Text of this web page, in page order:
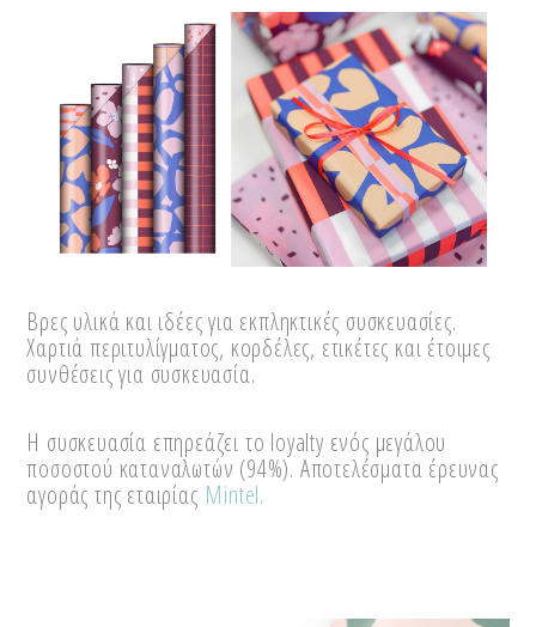
Βρες υλικά και ιδέες για εκπληκτικές συσκευασίες.
Χαρτιά περιτυλίγματος, κορδέλες, ετικέτες και έτοιμες
συνθέσεις για συσκευασία.
Η συσκευασία επηρεάζει το loyalty ενός μεγάλου
ποσοστού καταναλωτών (94%). Αποτελέσματα έρευνας
αγοράς της εταιρίας Mintel.